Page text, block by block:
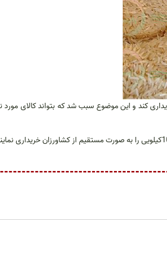
کند و این موضوع سبب شد که بتواند کالای مورد